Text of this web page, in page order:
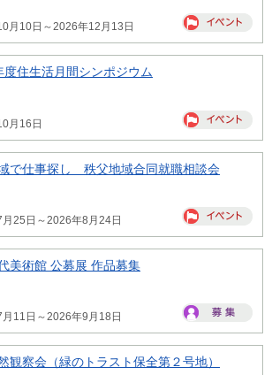
月10日～2026年12月13日
度住生活月間シンポジウム
月16日
で仕事探し 秩父地域合同就職相談会
25日～2026年8月24日
美術館 公募展 作品募集
11日～2026年9月18日
観察会（緑のトラスト保全第２号地）